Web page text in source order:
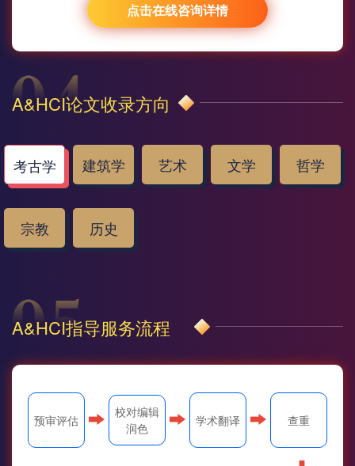
点击在线咨询详情
A&HCI论文收录方向
考古学 建筑学 艺术 文学 哲学
宗教 历史
A&HCI指导服务流程
预审评估
校对编辑
润色
学术翻译 查重